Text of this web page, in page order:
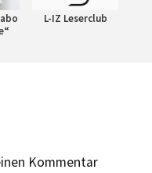
L-IZ Leserclub
Kommentar